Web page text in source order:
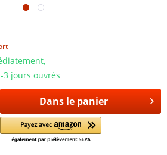
jours ouvrés
Dans le panier